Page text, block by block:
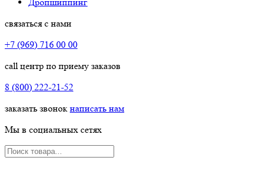
связаться с нами
+7 (969) 716 00 00
call центр по приему заказов
8 (800) 222-21-52
заказать звонок написать нам
Мы в социальных сетях